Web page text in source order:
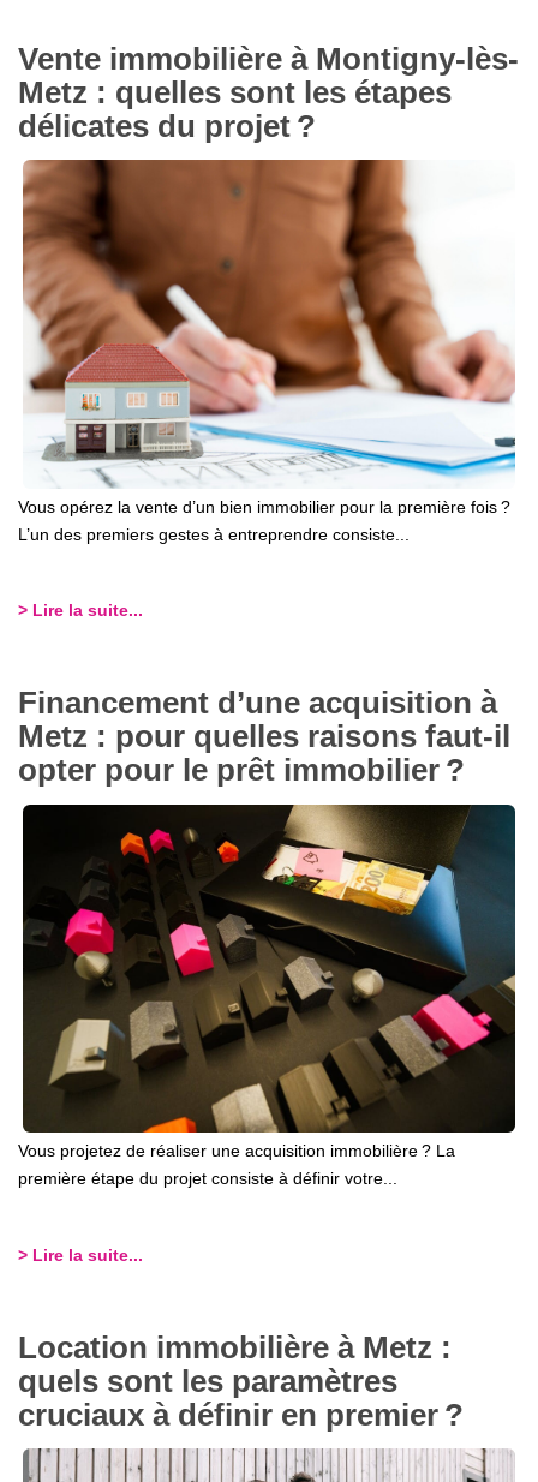
Vente immobilière à Montigny-lès-
Metz : quelles sont les étapes
délicates du projet ?
Vous opérez la vente d’un bien immobilier pour la première fois ?
L’un des premiers gestes à entreprendre consiste...
> Lire la suite...
Financement d’une acquisition à
Metz : pour quelles raisons faut-il
opter pour le prêt immobilier ?
Vous projetez de réaliser une acquisition immobilière ? La
première étape du projet consiste à définir votre...
> Lire la suite...
Location immobilière à Metz :
quels sont les paramètres
cruciaux à définir en premier ?